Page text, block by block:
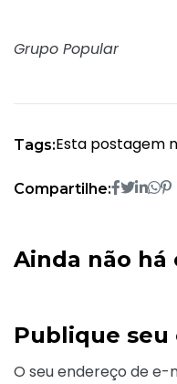
Grupo Popular
Tags:Esta postagem
Compartilhe:
Ainda não
Publique
O seu endereço de e-